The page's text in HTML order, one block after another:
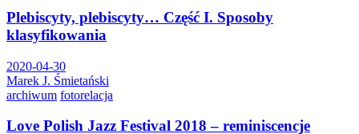
Plebiscyty, plebiscyty… Część I. Sposoby
klasyfikowania
2020-04-30
Marek J. Śmietański
archiwum fotorelacja
Love Polish Jazz Festival 2018 – reminiscencje